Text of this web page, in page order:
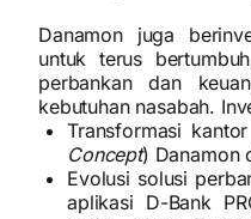
Danamon juga
untuk terus
perbankan dan
kebutuhan nasabah.
Transformasi
Concept) Danamon
Evolusi solusi
aplikasi D-Bank